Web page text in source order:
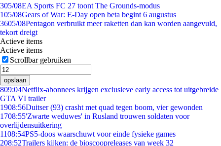
305/08EA Sports FC 27 toont The Grounds-modus
105/08Gears of War: E-Day open beta begint 6 augustus
3605/08Pentagon verbruikt meer raketten dan kan worden aangevuld,
tekort dreigt
Actieve items
Actieve items
Scrollbar gebruiken
opslaan
809:04Netflix-abonnees krijgen exclusieve early access tot uitgebreide
GTA VI trailer
1908:56Duitser (93) crasht met quad tegen boom, vier gewonden
1708:55'Zwarte weduwes' in Rusland trouwen soldaten voor
overlijdensuitkering
1108:54PS5-doos waarschuwt voor einde fysieke games
208:52Trailers kijken: de bioscoopreleases van week 32